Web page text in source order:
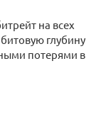
на всех
глубину
потерями в